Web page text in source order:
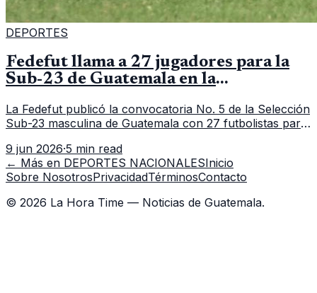
DEPORTES
Fedefut llama a 27 jugadores para la
Sub-23 de Guatemala en la
La Fedefut publicó la convocatoria No. 5 de la Selección
Sub-23 masculina de Guatemala con 27 futbolistas para
9 jun 2026·5 min read
← Más en DEPORTES NACIONALESInicio
Sobre NosotrosPrivacidadTérminosContacto
© 2026 La Hora Time — Noticias de Guatemala.